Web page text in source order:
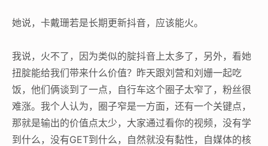
她说，卡戴珊若是长期更新抖音，应该能火。
我说，火不了，因为类似的腚抖音上太多了，另外，看她
扭腚能给我们带来什么价值？昨天跟刘营和刘姗一起吃
饭，他们俩谈到了一点，自行车这个圈子太窄了，粉丝很
难涨。我个人认为，圈子窄是一方面，还有一个关键点，
那就是输出的价值点太少，大家通过看你的视频，没有学
到什么，没有GET到什么，自然就没有黏性，自媒体的核